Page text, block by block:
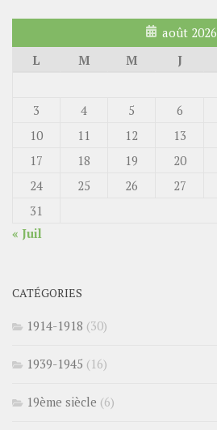
août 2026
L
M M J
3
4 5 6
10
11 12 13
17
18 19 20
24
25 26 27
31
« Juil
CATÉGORIES
1914-1918 (30)
1939-1945 (16)
19ème siècle (6)